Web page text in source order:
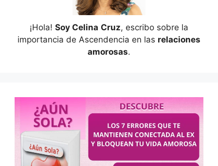
¡Hola! Soy Celina Cruz, escribo sobre la
importancia de Ascendencia en las relaciones
amorosas.